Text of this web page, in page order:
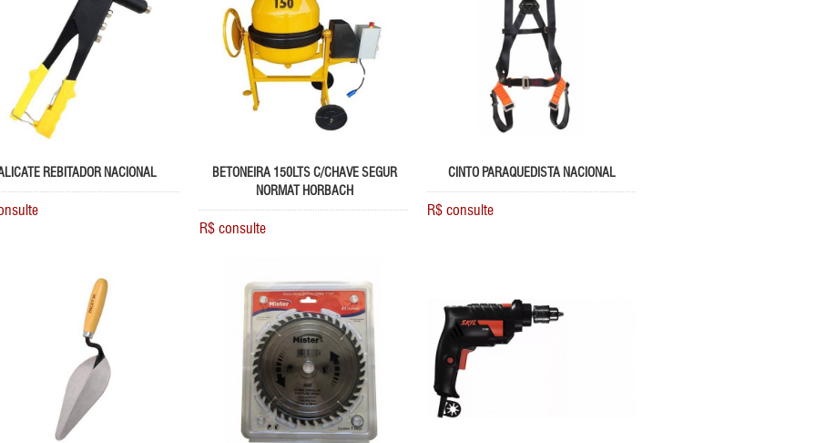
REBITADOR NACIONAL
BETONEIRA 150LTS C/CHAVE SEGUR
NORMAT HORBACH
R$ consulte
CINTO PARAQUEDISTA NACIONAL
R$ consulte